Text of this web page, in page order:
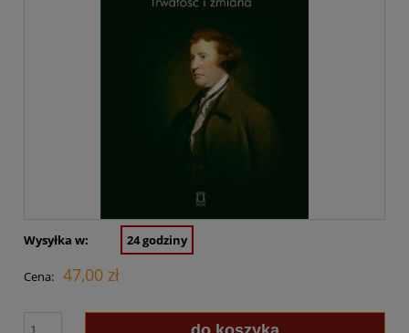
Wysyłka w: 24 godziny
Cena: 47,00 zł